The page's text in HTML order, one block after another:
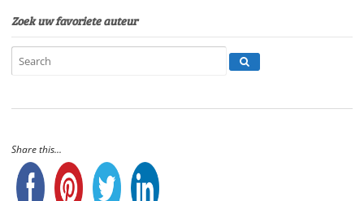
Zoek uw favoriete auteur
Share this...